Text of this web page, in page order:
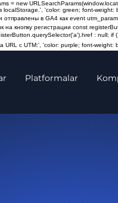
= new
'color: green; font-
в GA4 как event
кнопку регистрации const
: null;
с UTM:', 'color: purple; font-
Platformalar